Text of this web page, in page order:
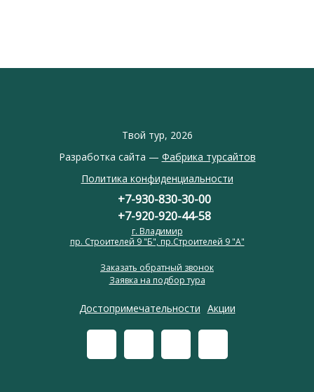
Твой тур, 2026
Разработка сайта — Фабрика турсайтов
Политика конфиденциальности
Достопримечательности Акции
+7-930-830-30-00
+7-920-920-44-58
г. Владимир
пр. Строителей 9 "Б", пр.Строителей 9 "А"
Заказать обратный звонок
Заявка на подбор тура